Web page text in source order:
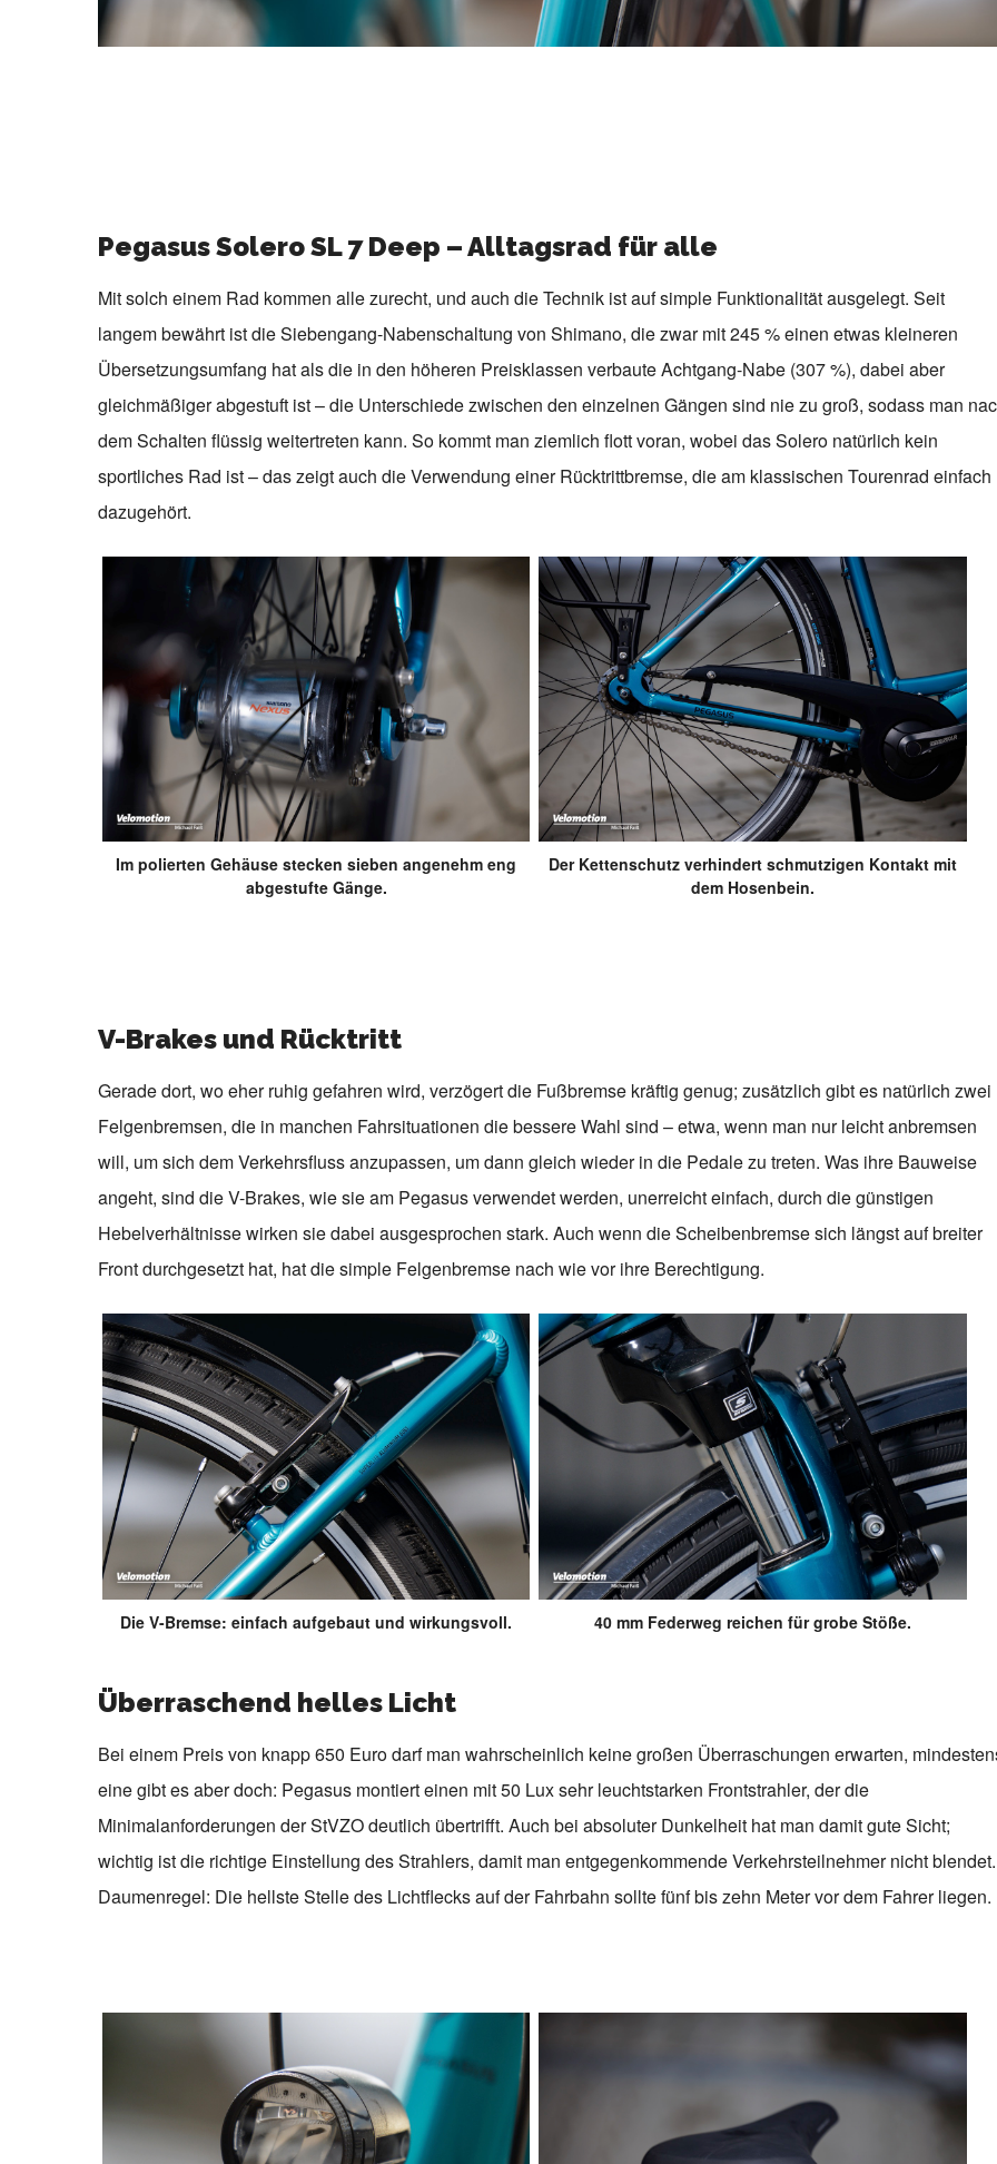
Pegasus Solero SL 7 Deep – Alltagsrad für alle
Mit solch einem Rad kommen alle zurecht, und auch die Technik ist auf simple Funktionalität ausgelegt. Seit
langem bewährt ist die Siebengang-Nabenschaltung von Shimano, die zwar mit 245 % einen etwas kleineren
Übersetzungsumfang hat als die in den höheren Preisklassen verbaute Achtgang-Nabe (307 %), dabei aber
gleichmäßiger abgestuft ist – die Unterschiede zwischen den einzelnen Gängen sind nie zu groß, sodass man
dem Schalten flüssig weitertreten kann. So kommt man ziemlich flott voran, wobei das Solero natürlich kein
sportliches Rad ist – das zeigt auch die Verwendung einer Rücktrittbremse, die am klassischen Tourenrad einfach
dazugehört.
Im polierten Gehäuse stecken sieben angenehm eng
abgestufte Gänge.
Der Kettenschutz verhindert schmutzigen Kontakt mit
dem Hosenbein.
V-Brakes und Rücktritt
Gerade dort, wo eher ruhig gefahren wird, verzögert die Fußbremse kräftig genug; zusätzlich gibt es natürlich zwei
Felgenbremsen, die in manchen Fahrsituationen die bessere Wahl sind – etwa, wenn man nur leicht anbremsen
will, um sich dem Verkehrsfluss anzupassen, um dann gleich wieder in die Pedale zu treten. Was ihre Bauweise
angeht, sind die V-Brakes, wie sie am Pegasus verwendet werden, unerreicht einfach, durch die günstigen
Hebelverhältnisse wirken sie dabei ausgesprochen stark. Auch wenn die Scheibenbremse sich längst auf breiter
Front durchgesetzt hat, hat die simple Felgenbremse nach wie vor ihre Berechtigung.
Die V-Bremse: einfach aufgebaut und wirkungsvoll. 40 mm Federweg reichen für grobe Stöße.
Überraschend helles Licht
Bei einem Preis von knapp 650 Euro darf man wahrscheinlich keine großen Überraschungen erwarten,
eine gibt es aber doch: Pegasus montiert einen mit 50 Lux sehr leuchtstarken Frontstrahler, der die
Minimalanforderungen der StVZO deutlich übertrifft. Auch bei absoluter Dunkelheit hat man damit gute Sicht;
wichtig ist die richtige Einstellung des Strahlers, damit man entgegenkommende Verkehrsteilnehmer nicht blendet.
Daumenregel: Die hellste Stelle des Lichtflecks auf der Fahrbahn sollte fünf bis zehn Meter vor dem Fahrer liegen.